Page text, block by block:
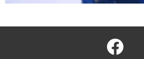
facebook